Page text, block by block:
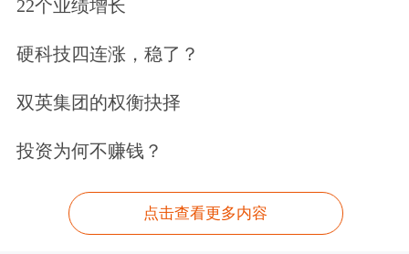
田朴珺电话关心女儿考试情况，一家人
其乐融融。
田朴珺，1981年出生于中国上海，女演
员、作家、制片人。王石1951年1月23
深圳万科企业股份有限公司创始人。
22个业绩增长
硬科技四连涨，稳了？
双英集团的权衡抉择
投资为何不赚钱？
点击查看更多内容